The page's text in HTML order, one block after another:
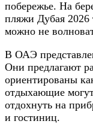
побережье. На
пляжи Дубая 2026
можно не
В ОАЭ
Они предлагают
ориентированы
отдыхающие
отдохнуть на
и гостиниц.